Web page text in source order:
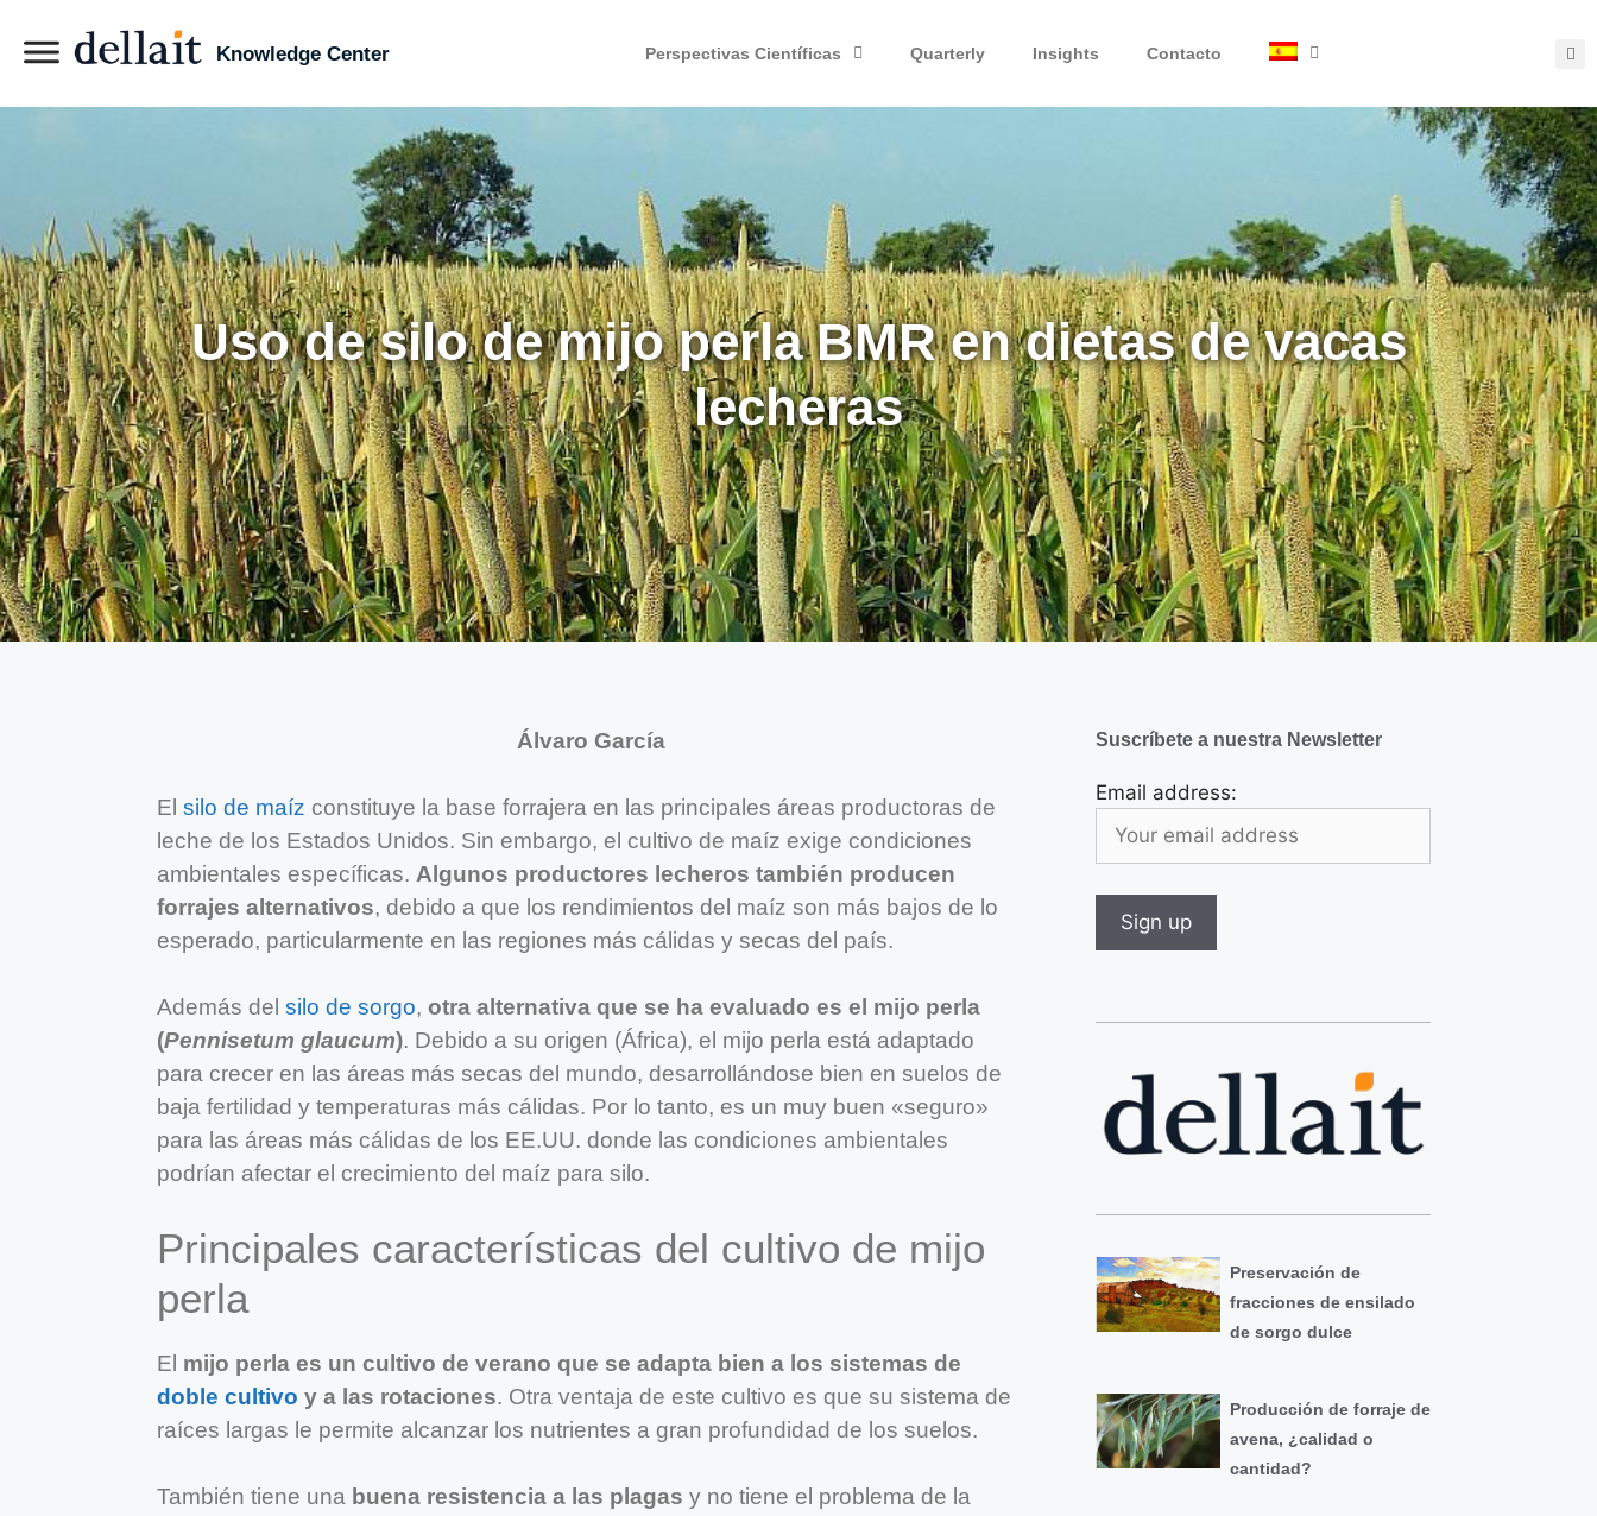
Knowledge Center Perspectivas Científicas Quarterly Insights Contacto
Uso de silo de mijo perla BMR en dietas de vacas
lecheras
Álvaro García
El silo de maíz constituye la base forrajera en las principales áreas productoras de
leche de los Estados Unidos. Sin embargo, el cultivo de maíz exige condiciones
ambientales específicas. Algunos productores lecheros también producen
forrajes alternativos, debido a que los rendimientos del maíz son más bajos de lo
esperado, particularmente en las regiones más cálidas y secas del país.
Además del silo de sorgo, otra alternativa que se ha evaluado es el mijo perla
(Pennisetum glaucum). Debido a su origen (África), el mijo perla está adaptado
para crecer en las áreas más secas del mundo, desarrollándose bien en suelos de
baja fertilidad y temperaturas más cálidas. Por lo tanto, es un muy buen «seguro»
para las áreas más cálidas de los EE.UU. donde las condiciones ambientales
podrían afectar el crecimiento del maíz para silo.
Principales características del cultivo de mijo
perla
El mijo perla es un cultivo de verano que se adapta bien a los sistemas de
doble cultivo y a las rotaciones. Otra ventaja de este cultivo es que su sistema de
raíces largas le permite alcanzar los nutrientes a gran profundidad de los suelos.
También tiene una buena resistencia a las plagas y no tiene el problema de la
Suscríbete a nuestra Newsletter
Email address:
Preservación de
fracciones de ensilado
de sorgo dulce
Producción de forraje de
avena, ¿calidad o
cantidad?